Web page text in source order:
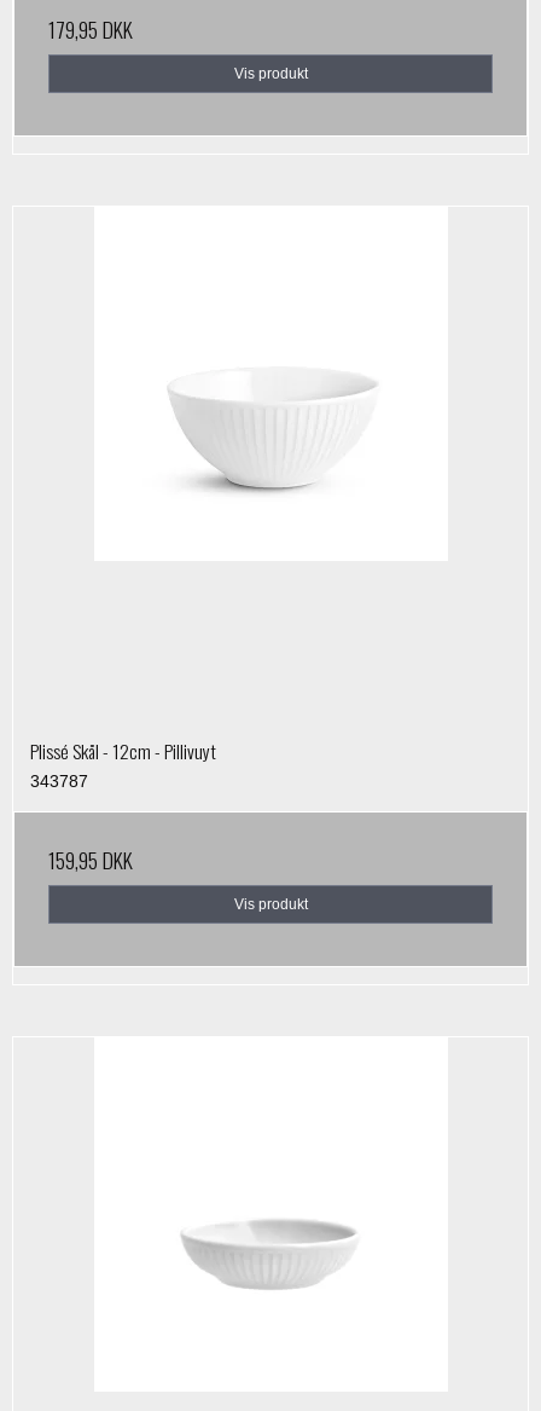
179,95 DKK
Vis produkt
Plissé Skål - 12cm - Pillivuyt
343787
159,95 DKK
Vis produkt